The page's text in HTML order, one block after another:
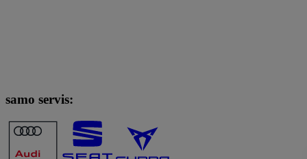
samo servis: